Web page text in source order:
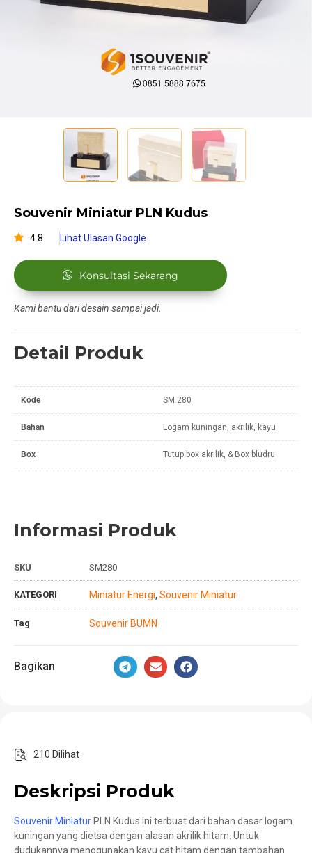
Souvenir Miniatur PLN Kudus
4.8 Lihat Ulasan Google
Konsultasi Sekarang
Kami bantu dari desain sampai jadi.
Detail Produk
Kode SM 280
Bahan Logam kuningan, akrilik, kayu
Box Tutup box akrilik, & Box bludru
Informasi Produk
SKU SM280
KATEGORI Miniatur Energi, Souvenir Miniatur
Tag Souvenir BUMN
Bagikan
210 Dilihat
Deskripsi Produk
Souvenir Miniatur PLN Kudus ini terbuat dari bahan dasar logam
kuningan yang dietsa dengan alasan akrilik hitam. Untuk
dudukannya menggunakan kayu cat hitam dengan tambahan